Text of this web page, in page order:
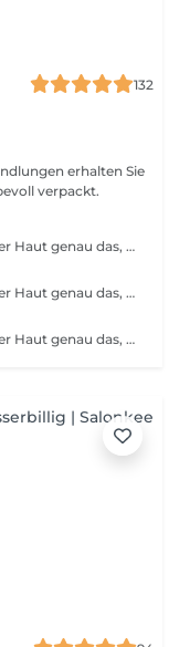
132
erhalten Sie
verpackt.
BABOR SYSTEMPFLEGE Wir gönnen Ihrer Haut genau das, was sie braucht und verwöhnen sie mit einer tiefenwirksamen Reinigung und Vorbereitungsmaske, einem hoch-dosierten Fluid, einer stimulierenden Massage sowie einer wirkstoffintensiven Pflegemaske. Und all das natürlich abgestimmt auf Ihr persönliches Hautbedürfnis.
BABOR SYSTEMPFLEGE Wir gönnen Ihrer Haut genau das, was sie braucht und verwöhnen sie mit einer tiefenwirksamen Reinigung und Vorbereitungsmaske, einem hoch-dosierten Fluid, einer stimulierenden Massage sowie einer wirkstoffintensiven Pflegemaske. Und all das natürlich abgestimmt auf Ihr persönliches Hautbedürfnis.
BABOR SYSTEMPFLEGE Wir gönnen Ihrer Haut genau das, was sie braucht und verwöhnen sie mit einer tiefenwirksamen Reinigung und Vorbereitungsmaske, einem hoch-dosierten Fluid, einer stimulierenden Massage sowie einer wirkstoffintensiven Pflegemaske. Und all das natürlich abgestimmt auf Ihr persönliches Hautbedürfnis.